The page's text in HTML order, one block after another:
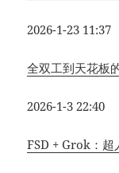
2026-1-23 11:37
全双工到天花板
2026-1-3 22:40
FSD + Grok：超